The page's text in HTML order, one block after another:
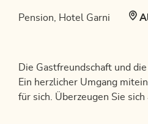
Pension, Hotel Garni
Die Gastfreundschaft und
Ein herzlicher Umgang
für sich. Überzeugen Sie